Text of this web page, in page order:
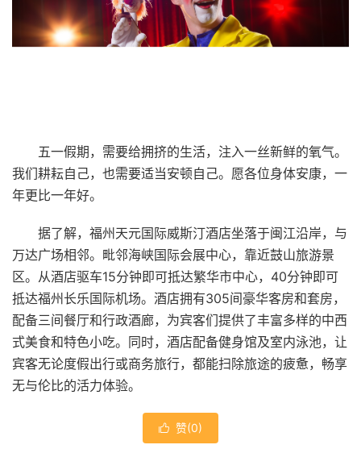
五一假期，需要给拥挤的生活，注入一丝新鲜的氧气。
我们耕耘自己，也需要适当安顿自己。愿各位身体安康，一
年更比一年好。
据了解，福州天元国际威斯汀酒店坐落于闽江沿岸，与
万达广场相邻。毗邻海峡国际会展中心，靠近鼓山旅游景
区。从酒店驱车15分钟即可抵达繁华市中心，40分钟即可
抵达福州长乐国际机场。酒店拥有305间豪华客房和套房，
配备三间餐厅和行政酒廊，为宾客们提供了丰富多样的中西
式美食和特色小吃。同时，酒店配备健身馆及室内泳池，让
宾客无论度假出行或商务旅行，都能扫除旅途的疲惫，畅享
无与伦比的活力体验。
 赞(0)